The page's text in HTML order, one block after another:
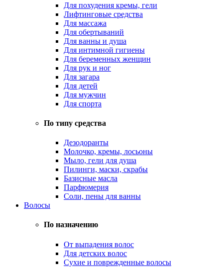
Для похудения кремы, гели
Лифтинговые средства
Для массажа
Для обертываний
Для ванны и душа
Для интимной гигиены
Для беременных женщин
Для рук и ног
Для загара
Для детей
Для мужчин
Для спорта
По типу средства
Дезодоранты
Молочко, кремы, лосьоны
Мыло, гели для душа
Пилинги, маски, скрабы
Базисные масла
Парфюмерия
Соли, пены для ванны
Волосы
По назначению
От выпадения волос
Для детских волос
Сухие и поврежденные волосы